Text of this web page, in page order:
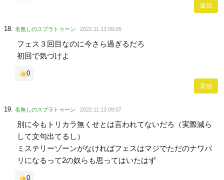
返信
名無しのスプラトゥーン 2022.11.13 09:05
フェス３回目なのに今さら過ぎるだろ
初回で気づけよ
0
返信
名無しのスプラトゥーン 2022.11.13 09:07
別に今もトリカラ無くせとは言われてないだろ（実際減ら
して文句出てるし）
ミステリーゾーンがなければフェスはマジでただのナワバ
リになるって2の奴らも思ってはいたはず
0